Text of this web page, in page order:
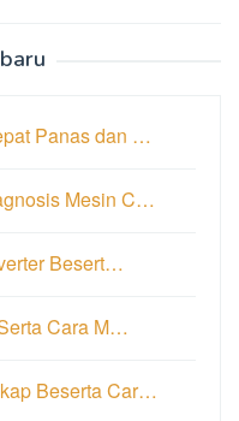
Panas dan …
Mesin C…
Besert…
Cara M…
Beserta Car…